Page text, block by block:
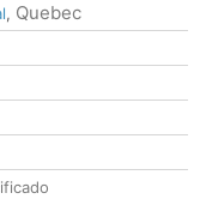
, Quebec